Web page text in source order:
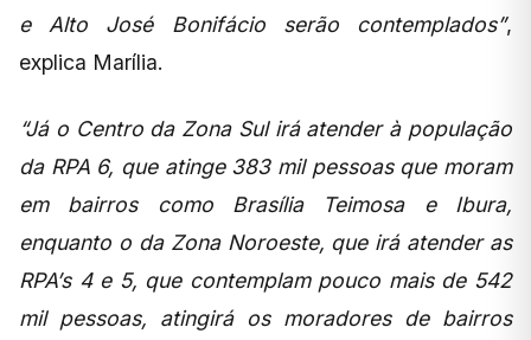
e Alto José Bonifácio serão contemplados”,
explica Marília.
“Já o Centro da Zona Sul irá atender à população
da RPA 6, que atinge 383 mil pessoas que moram
em bairros como Brasília Teimosa e Ibura,
enquanto o da Zona Noroeste, que irá atender as
RPA’s 4 e 5, que contemplam pouco mais de 542
mil pessoas, atingirá os moradores de bairros